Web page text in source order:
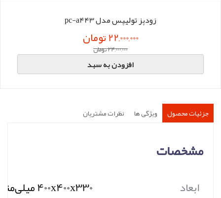
زودپز تولیپس مدل pc-a443
22,000,000 تومان
24,000,000 تومان
افزودن به سبد
جزئیات محصول ویژگی ها نظرات مشتریان
مشخصات
ابعاد
۴۰۰x۴۰۰x۳۳۰ میلی‌متر